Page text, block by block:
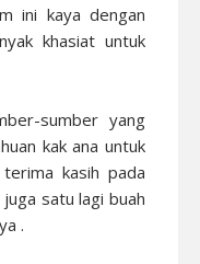
ini kaya dengan
khasiat untuk
sumber yang
kak ana untuk
kasih pada
satu lagi buah
.